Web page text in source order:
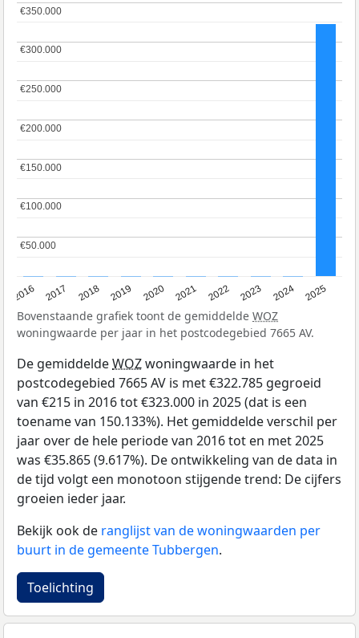
2016 2017 2018 2019 2020 2021 2022 2023 2024 2025
€50.000
€50.000
€100.000
€100.000
€150.000
€150.000
€200.000
€200.000
€250.000
€250.000
€300.000
€300.000
€350.000
€350.000
Bovenstaande grafiek toont de gemiddelde WOZ
woningwaarde per jaar in het postcodegebied 7665 AV.
De gemiddeldeWOZwoningwaarde in het
postcodegebied 7665 AV is met €322.785 gegroeid
van €215 in 2016 tot €323.000 in 2025 (dat is een
toename van 150.133%). Het gemiddelde verschil per
jaar over de hele periode van 2016 tot en met 2025
was €35.865 (9.617%). De ontwikkeling van de data in
de tijd volgt een monotoon stijgende trend: De cijfers
groeien ieder jaar.
Bekijk ook de ranglijst van de woningwaarden per
buurt in de gemeente Tubbergen.
Toelichting